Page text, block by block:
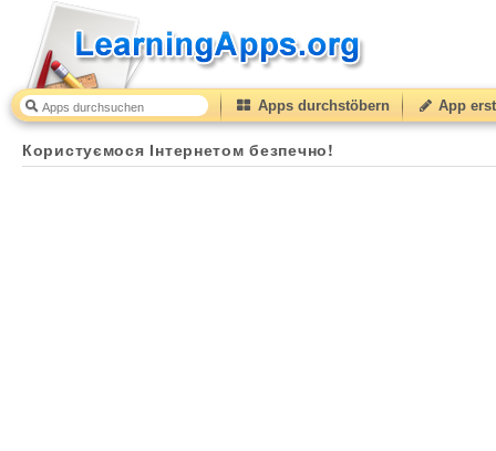
Apps durchstöbern App
Користуємося Інтернетом безпечно!